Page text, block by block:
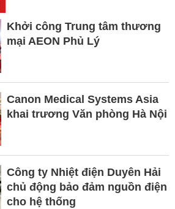
Khởi công Trung tâm thương
mại AEON Phủ Lý
Canon Medical Systems Asia
khai trương Văn phòng Hà Nội
Công ty Nhiệt điện Duyên Hải
chủ động bảo đảm nguồn điện
cho hệ thống